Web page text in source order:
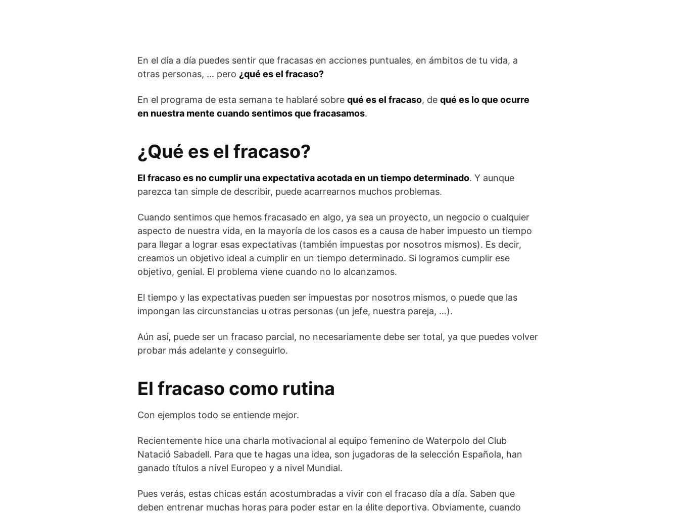
En el día a día puedes sentir que fracasas en acciones puntuales, en ámbitos de tu vida, a
otras personas, … pero ¿qué es el fracaso?
En el programa de esta semana te hablaré sobre qué es el fracaso, de qué es lo que ocurre
en nuestra mente cuando sentimos que fracasamos.
¿Qué es el fracaso?
El fracaso es no cumplir una expectativa acotada en un tiempo determinado. Y aunque
parezca tan simple de describir, puede acarrearnos muchos problemas.
Cuando sentimos que hemos fracasado en algo, ya sea un proyecto, un negocio o cualquier
aspecto de nuestra vida, en la mayoría de los casos es a causa de haber impuesto un tiempo
para llegar a lograr esas expectativas (también impuestas por nosotros mismos). Es decir,
creamos un objetivo ideal a cumplir en un tiempo determinado. Si logramos cumplir ese
objetivo, genial. El problema viene cuando no lo alcanzamos.
El tiempo y las expectativas pueden ser impuestas por nosotros mismos, o puede que las
impongan las circunstancias u otras personas (un jefe, nuestra pareja, …).
Aún así, puede ser un fracaso parcial, no necesariamente debe ser total, ya que puedes volver
probar más adelante y conseguirlo.
El fracaso como rutina
Con ejemplos todo se entiende mejor.
Recientemente hice una charla motivacional al equipo femenino de Waterpolo del Club
Natació Sabadell. Para que te hagas una idea, son jugadoras de la selección Española, han
ganado títulos a nivel Europeo y a nivel Mundial.
Pues verás, estas chicas están acostumbradas a vivir con el fracaso día a día. Saben que
deben entrenar muchas horas para poder estar en la élite deportiva. Obviamente, cuando